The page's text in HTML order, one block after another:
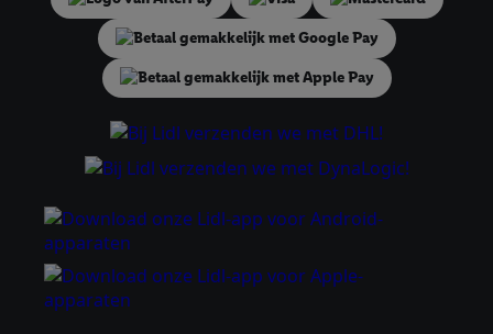
samengevoegd met andere identifiers of met identifiers die
door Criteo S.A. aan jou zijn toegewezen.
Als je hiervoor toestemming geeft, dan kunnen retargeting
eerder interesse hebt getoond (bijvoorbeeld door het product
in een winkelmandje van een online winkel te plaatsen maar het
niet te kopen). De retargeting advertenties kunnen op
verschillende eindapparaten en binnen verschillende Lidl-
diensten worden weergegeven, als verschillende eindapparaten
en Lidl-diensten, met behulp van jouw gehashte e-mailadres en
met eventuele andere identifiers of met identifiers waarover
Criteo S.A. beschikt, aan jou kunnen worden toegewezen.